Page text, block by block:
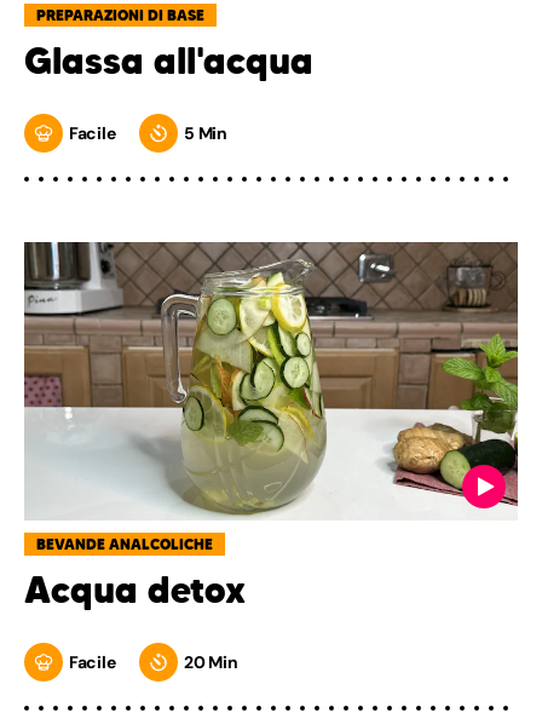
PREPARAZIONI DI BASE
Glassa all'acqua
Facile 5 Min
BEVANDE ANALCOLICHE
Acqua detox
Facile 20 Min